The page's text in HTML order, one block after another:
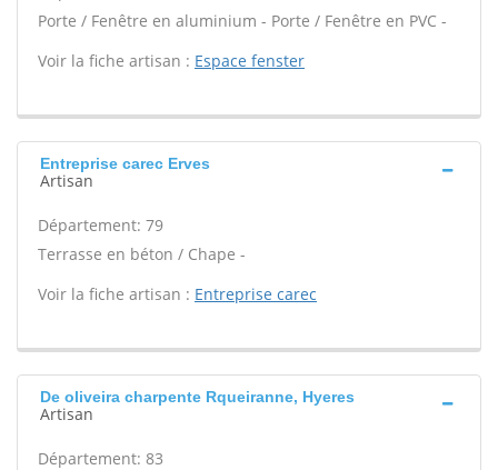
Porte / Fenêtre en aluminium - Porte / Fenêtre en PVC -
Voir la fiche artisan : Espace fenster
Entreprise carec Erves
Artisan
Département: 79
Terrasse en béton / Chape -
Voir la fiche artisan : Entreprise carec
De oliveira charpente Rqueiranne, Hyeres
Artisan
Département: 83